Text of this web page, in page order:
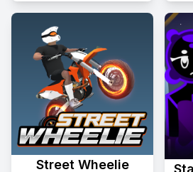
Street Wheelie